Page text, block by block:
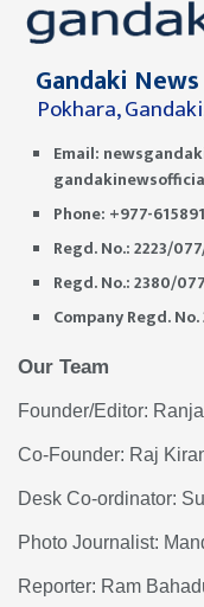
Gandaki
Pokhara,
Email:
Phone: +977-
Regd. No.: 2223/
Regd. No.: 2380/
Company Regd.
Our Team
Founder/Editor:
Co-Founder: Raj
Desk Co-ordinator:
Photo Journalist:
Reporter: Ram